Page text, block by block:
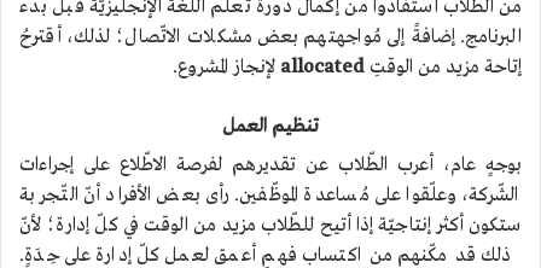
من الطّلاب استفادوا من إكمال دورة تعلّم اللّغة الإنجليزيّة قبل بدء
البرنامج. إضافةً إلى مُواجهتهم بعض مشكلات الاتّصال؛ لذلك، أقترحُ
إتاحة مزيد من الوقتِ allocated لإنجاز المشروع.
تنظيم العمل
بوجهٍ عام، أعرب الطّلاب عن تقديرهم لفرصة الاطّلاع على إجراءات
الشّركة، وعلّقوا على مُساعدة الموظّفين. رأى بعض الأفراد أنّ التّجربة
ستكون أكثر إنتاجيّة إذا أتيح للطّلاب مزيد من الوقت في كلّ إدارة؛ لأنّ
ذلك قد مكّنهم من اكتساب فهمٍ أعمق لعمل كلّ إدارة على حِدَةٍ.